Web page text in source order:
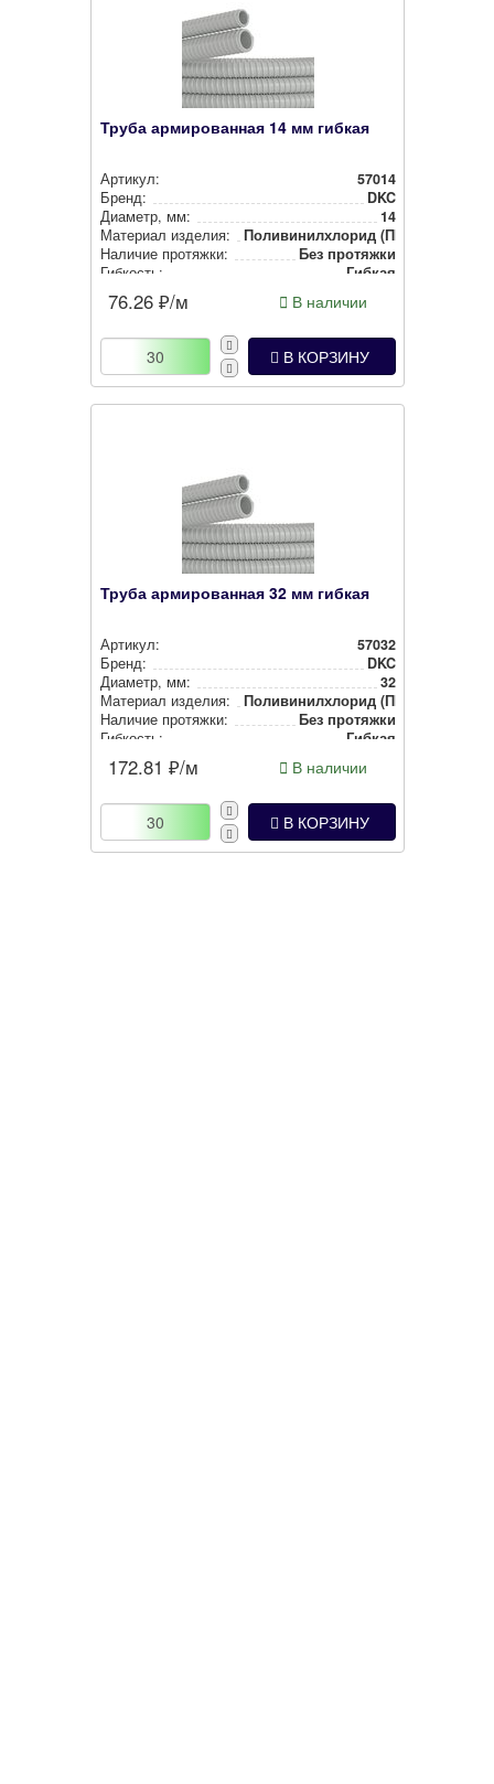
Труба армированная 14 мм гибкая
Артикул:
57014
Бренд:
DKC
Диаметр, мм:
14
Материал изделия:
Поли­ви­нил­хло­рид (ПВХ)
Наличие протяжки:
Без протяжки
Гибкость:
Гибкая
Тип изделия:
76.26 ₽/м В наличии
В КОРЗИНУ
Труба армированная 32 мм гибкая
Артикул:
57032
Бренд:
DKC
Диаметр, мм:
32
Материал изделия:
Поли­ви­нил­хло­рид (ПВХ)
Наличие протяжки:
Без протяжки
Гибкость:
Гибкая
Тип изделия:
172.81 ₽/м В наличии
В КОРЗИНУ